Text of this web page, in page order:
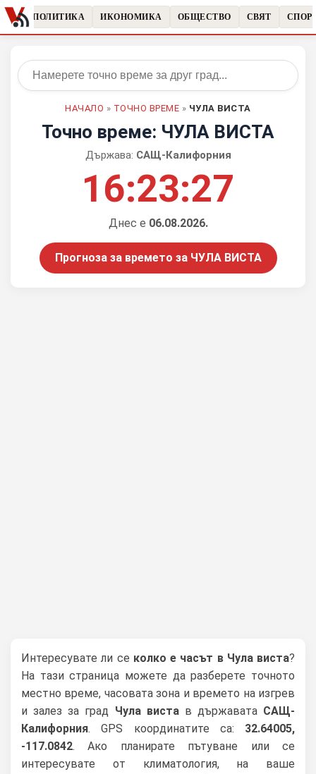
ПОЛИТИКА ИКОНОМИКА ОБЩЕСТВО СВЯТ СПОРТ
НАЧАЛО » ТОЧНО ВРЕМЕ » ЧУЛА ВИСТА
Точно време: ЧУЛА ВИСТА
Държава: САЩ-Калифорния
16:23:27
Днес е 06.08.2026.
Прогноза за времето за ЧУЛА ВИСТА
Интересувате ли се колко е часът в Чула виста?
На тази страница можете да разберете точното
местно време, часовата зона и времето на изгрев
и залез за град Чула вистав държавата САЩ-
Калифорния. GPS координатите са: 32.64005,
-117.0842. Ако планирате пътуване или се
интересувате от климатология, на ваше